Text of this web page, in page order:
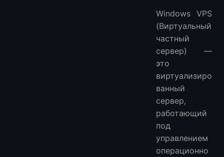
Windows VPS
(Виртуальный
частный
сервер) —
это
виртуализиро
ванный
сервер,
работающий
под
управлением
операционно